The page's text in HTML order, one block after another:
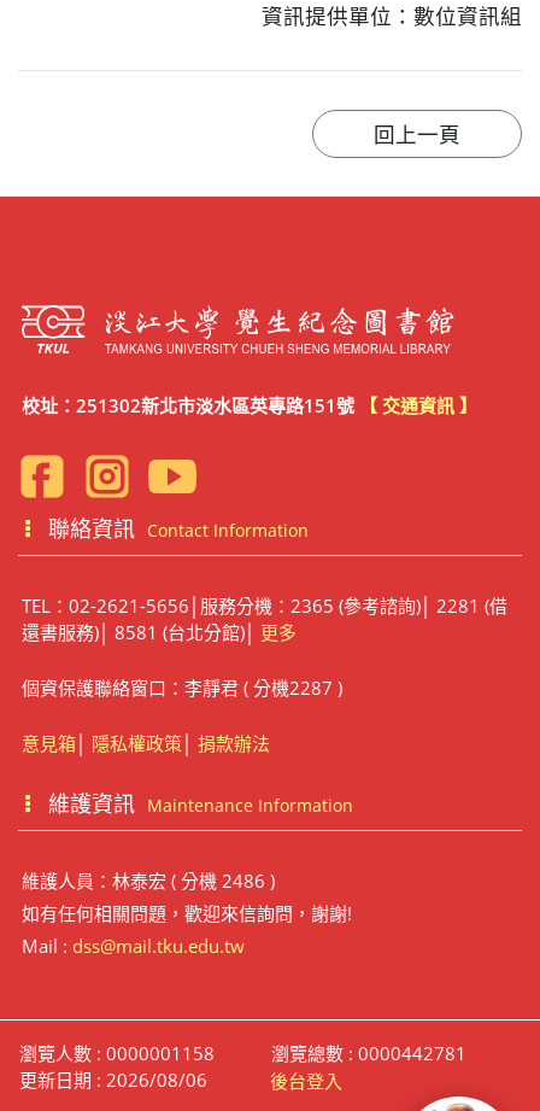
資訊提供單位：數位資訊組
校址：251302新北市淡水區英專路151號 【 交通資訊 】
聯絡資訊 Contact Information
TEL：02-2621-5656│服務分機：2365 (參考諮詢)│ 2281 (借
還書服務)│ 8581 (台北分館)│ 更多
個資保護聯絡窗口：李靜君 ( 分機2287 )
意見箱│ 隱私權政策│ 捐款辦法
維護資訊 Maintenance Information
維護人員：林泰宏 ( 分機 2486 )
如有任何相關問題，歡迎來信詢問，謝謝!
Mail : dss@mail.tku.edu.tw
瀏覽人數 : 0000001158
瀏覽總數 : 0000442781
更新日期 : 2026/08/06
後台登入